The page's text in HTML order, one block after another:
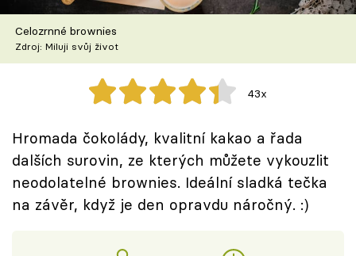
Škola vaření
Recepty z TV
Speciál: Cuketa
Těhotnej kuchař
Sledujte prima+
Celozrnné brownies
Zdroj: Miluji svůj život
43x
Hromada čokolády, kvalitní kakao a řada
dalších surovin, ze kterých můžete vykouzlit
neodolatelné brownies. Ideální sladká tečka
na závěr, když je den opravdu náročný. :)